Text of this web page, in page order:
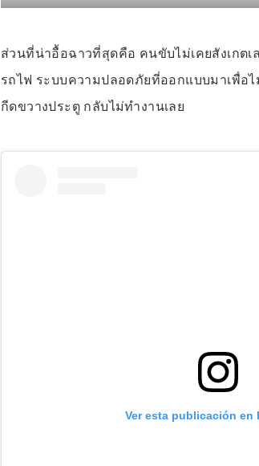
ส่วนที่น่าอื้อฉาวที่สุดคือ คนขับไม่เคยสังเกต
รถไฟ ระบบความปลอดภัยที่ออกแบบมาเพื่อ
กีดขวางประตู กลับไม่ทำงานเลย
Ver esta publicación en